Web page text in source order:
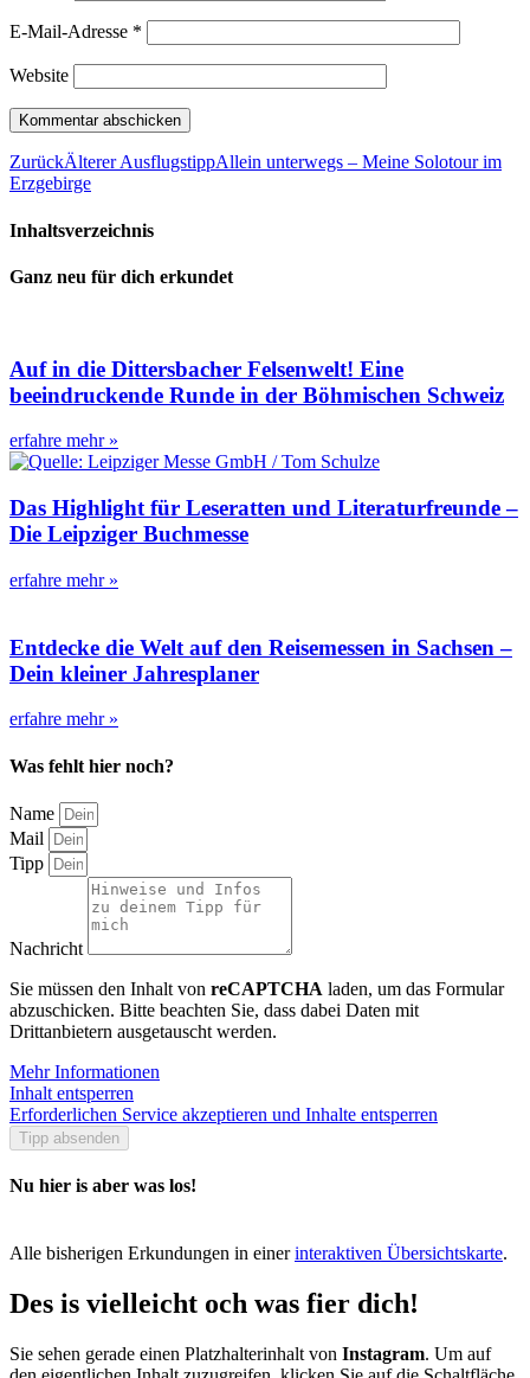
E-Mail-Adresse *
Website
ZurückÄlterer AusflugstippAllein unterwegs – Meine Solotour im
Erzgebirge
Inhaltsverzeichnis
Ganz neu für dich erkundet
Auf in die Dittersbacher Felsenwelt! Eine
beeindruckende Runde in der Böhmischen Schweiz
erfahre mehr »
Das Highlight für Leseratten und Literaturfreunde –
Die Leipziger Buchmesse
erfahre mehr »
Entdecke die Welt auf den Reisemessen in Sachsen –
Dein kleiner Jahresplaner
erfahre mehr »
Was fehlt hier noch?
Name
Mail
Tipp
Nachricht
Sie müssen den Inhalt von reCAPTCHA laden, um das Formular
abzuschicken. Bitte beachten Sie, dass dabei Daten mit
Drittanbietern ausgetauscht werden.
Mehr Informationen
Inhalt entsperren
Erforderlichen Service akzeptieren und Inhalte entsperren
Tipp absenden
Nu hier is aber was los!
Alle bisherigen Erkundungen in einerinteraktiven Übersichtskarte.
Des is vielleicht och was fier dich!
Sie sehen gerade einen Platzhalterinhalt von Instagram. Um auf